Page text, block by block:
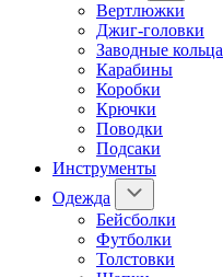
Вертлюжки
Джиг-головки
Заводные кольца
Карабины
Коробки
Крючки
Поводки
Подсаки
Инструменты
Одежда
Бейсболки
Футболки
Толстовки